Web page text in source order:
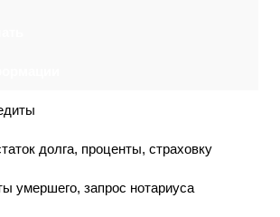
долга, проценты, страховку
умершего, запрос нотариуса